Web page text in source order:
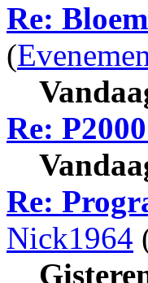
Re:
(
Re:
Re:
Nick1964